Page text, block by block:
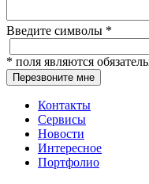
Введите символы *
* поля являются
Перезвоните мне
Контакты
Сервисы
Новости
Интересное
Портфолио